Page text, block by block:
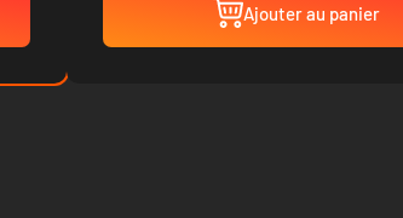
Ajouter au panier